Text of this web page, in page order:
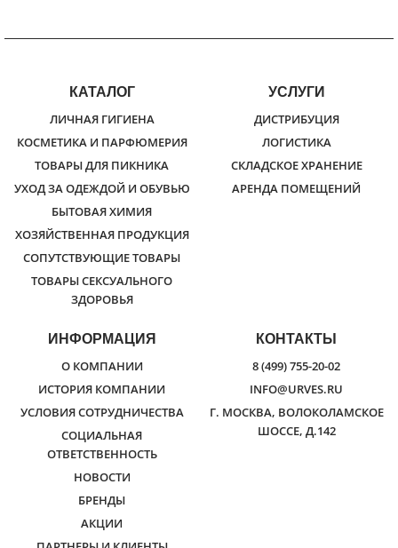
КАТАЛОГ
ЛИЧНАЯ ГИГИЕНА
КОСМЕТИКА И ПАРФЮМЕРИЯ
ТОВАРЫ ДЛЯ ПИКНИКА
УХОД ЗА ОДЕЖДОЙ И ОБУВЬЮ
БЫТОВАЯ ХИМИЯ
ХОЗЯЙСТВЕННАЯ ПРОДУКЦИЯ
СОПУТСТВУЮЩИЕ ТОВАРЫ
ТОВАРЫ СЕКСУАЛЬНОГО
ЗДОРОВЬЯ
УСЛУГИ
ДИСТРИБУЦИЯ
ЛОГИСТИКА
СКЛАДСКОЕ ХРАНЕНИЕ
АРЕНДА ПОМЕЩЕНИЙ
ИНФОРМАЦИЯ
О КОМПАНИИ
ИСТОРИЯ КОМПАНИИ
УСЛОВИЯ СОТРУДНИЧЕСТВА
СОЦИАЛЬНАЯ
ОТВЕТСТВЕННОСТЬ
НОВОСТИ
БРЕНДЫ
АКЦИИ
КОНТАКТЫ
8 (499) 755-20-02
INFO@URVES.RU
Г. МОСКВА, ВОЛОКОЛАМСКОЕ
ШОССЕ, Д.142